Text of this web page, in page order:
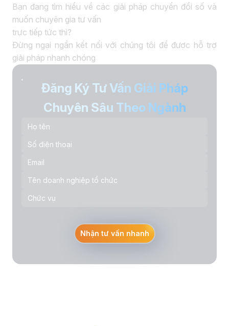
Bạn đang tìm hiểu về các giải pháp chuyển đổi số và
muốn chuyên gia tư vấn
trực tiếp tức thì?
Đừng ngại ngần kết nối với chúng tôi để được hỗ trợ
giải pháp nhanh chóng
Đăng Ký Tư Vấn Giải Pháp
Chuyên Sâu Theo Ngành
Nhận tư vấn nhanh